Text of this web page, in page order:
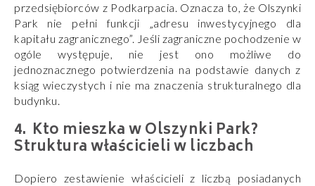
przedsiębiorców z Podkarpacia. Oznacza to, że Olszynki
Park nie pełni funkcji „adresu inwestycyjnego dla
kapitału zagranicznego”. Jeśli zagraniczne pochodzenie w
ogóle występuje, nie jest ono możliwe do
jednoznacznego potwierdzenia na podstawie danych z
ksiąg wieczystych i nie ma znaczenia strukturalnego dla
budynku.
Kto mieszka w Olszynki Park?
Struktura właścicieli w liczbach
Dopiero zestawienie właścicieli z liczbą posiadanych